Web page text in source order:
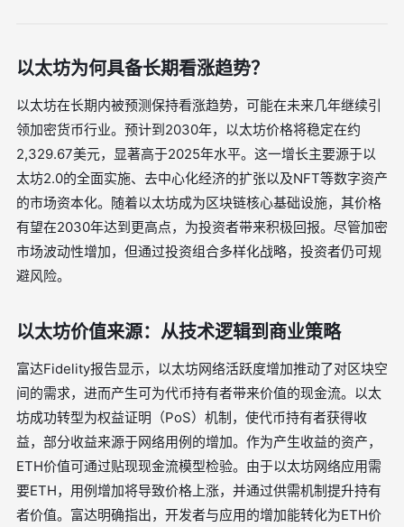
以太坊为何具备长期看涨趋势？
以太坊在长期内被预测保持看涨趋势，可能在未来几年继续引
领加密货币行业。预计到2030年，以太坊价格将稳定在约
2,329.67美元，显著高于2025年水平。这一增长主要源于以
太坊2.0的全面实施、去中心化经济的扩张以及NFT等数字资产
的市场资本化。随着以太坊成为区块链核心基础设施，其价格
有望在2030年达到更高点，为投资者带来积极回报。尽管加密
市场波动性增加，但通过投资组合多样化战略，投资者仍可规
避风险。
以太坊价值来源：从技术逻辑到商业策略
富达Fidelity报告显示，以太坊网络活跃度增加推动了对区块空
间的需求，进而产生可为代币持有者带来价值的现金流。以太
坊成功转型为权益证明（PoS）机制，使代币持有者获得收
益，部分收益来源于网络用例的增加。作为产生收益的资产，
ETH价值可通过贴现现金流模型检验。由于以太坊网络应用需
要ETH，用例增加将导致价格上涨，并通过供需机制提升持有
者价值。富达明确指出，开发者与应用的增加能转化为ETH价